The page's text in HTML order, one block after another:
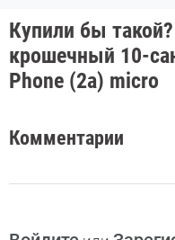
Купили бы
крошечный 10-
Phone (2a) micro
Комментарии